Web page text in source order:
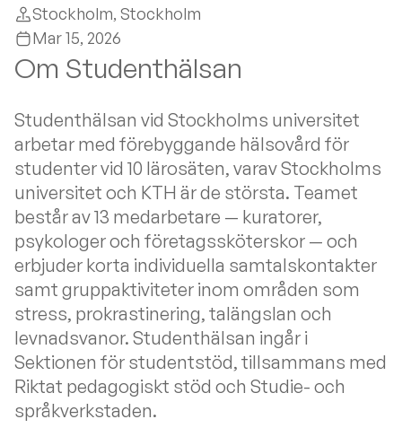
Stockholm, Stockholm
Mar 15, 2026
Om Studenthälsan
Studenthälsan vid Stockholms universitet
arbetar med förebyggande hälsovård för
studenter vid 10 lärosäten, varav Stockholms
universitet och KTH är de största. Teamet
består av 13 medarbetare — kuratorer,
psykologer och företagssköterskor — och
erbjuder korta individuella samtalskontakter
samt gruppaktiviteter inom områden som
stress, prokrastinering, talängslan och
levnadsvanor. Studenthälsan ingår i
Sektionen för studentstöd, tillsammans med
Riktat pedagogiskt stöd och Studie- och
språkverkstaden.